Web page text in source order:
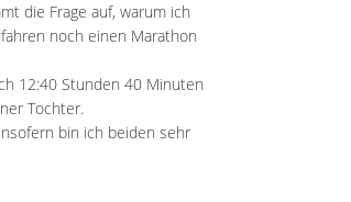
die Frage auf, warum ich
noch einen Marathon
12:40 Stunden 40 Minuten
Tochter.
bin ich beiden sehr